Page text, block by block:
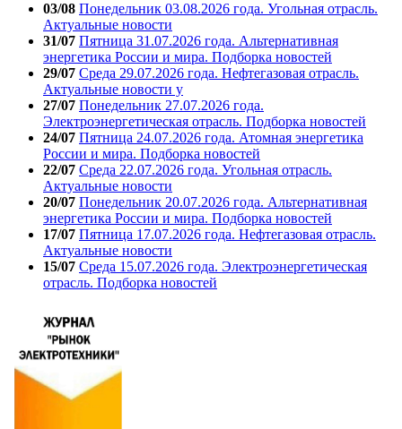
03/08 Понедельник 03.08.2026 года. Угольная отрасль.
Актуальные новости
31/07 Пятница 31.07.2026 года. Альтернативная
энергетика России и мира. Подборка новостей
29/07 Среда 29.07.2026 года. Нефтегазовая отрасль.
Актуальные новости у
27/07 Понедельник 27.07.2026 года.
Электроэнергетическая отрасль. Подборка новостей
24/07 Пятница 24.07.2026 года. Атомная энергетика
России и мира. Подборка новостей
22/07 Среда 22.07.2026 года. Угольная отрасль.
Актуальные новости
20/07 Понедельник 20.07.2026 года. Альтернативная
энергетика России и мира. Подборка новостей
17/07 Пятница 17.07.2026 года. Нефтегазовая отрасль.
Актуальные новости
15/07 Среда 15.07.2026 года. Электроэнергетическая
отрасль. Подборка новостей